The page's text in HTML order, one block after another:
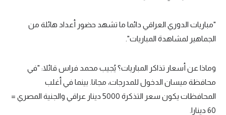
"مباريات الدوري العراقي دائما ما تشهد حضور أعداد هائلة من
الجماهير لمشاهدة المباريات".
وماذا عن أسعار تذاكر المباريات؟ يُجيب محمد فراس قائلا: "في
محافظة ميسان الدخول للمدرجات، مجانا. بينما في أغلب
المحافظات يكون سعر التذكرة 5000 دينار عراقي والجنية المصري =
60 دينارا.